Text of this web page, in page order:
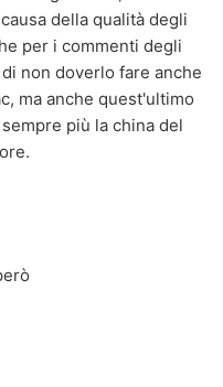
della qualità degli
per i commenti degli
non doverlo fare anche
ma anche quest'ultimo
più la china del